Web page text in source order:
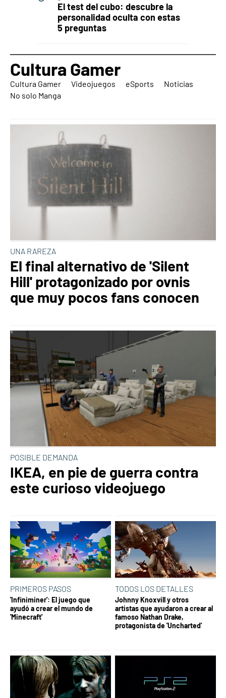
El test del cubo: descubre la
personalidad oculta con estas
5 preguntas
Cultura Gamer
Cultura Gamer Videojuegos eSports
Noticias
No solo Manga
UNA RAREZA
El final alternativo de 'Silent
Hill' protagonizado por ovnis
que muy pocos fans conocen
POSIBLE DEMANDA
IKEA, en pie de guerra contra
este curioso videojuego
PRIMEROS PASOS
'Infiniminer': El juego que
ayudó a crear el mundo de
'Minecraft'
TODOS LOS DETALLES
Johnny Knoxvill y otros
artistas que ayudaron a crear al
famoso Nathan Drake,
protagonista de 'Uncharted'